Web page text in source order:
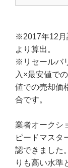
※2017年12月
より算出。
※リセールバ
入×最安値で
値での売却価
合です。
業者オークシ
ピードマスタ
認できました
りも高い水準